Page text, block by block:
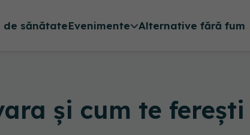
de sănătateEvenimente Alternative fără fum
și cum te ferești